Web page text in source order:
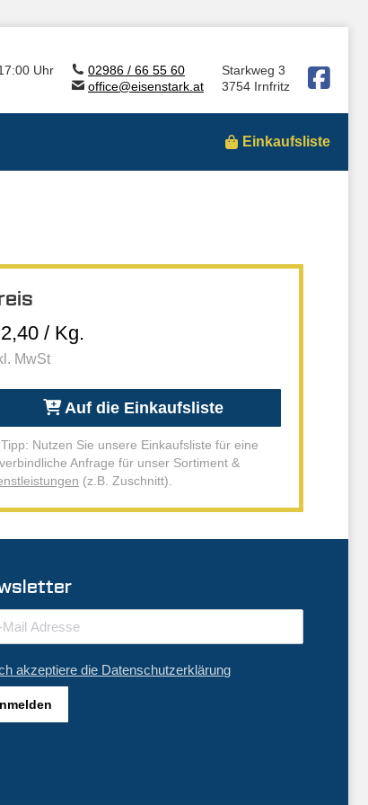
Uhr
02986 / 66 55 60
office@eisenstark.at
Starkweg 3
3754 Irnfritz
Einkaufsliste
/ Kg.
MwSt
Auf die Einkaufsliste
Tipp: Nutzen Sie unsere Einkaufsliste für eine
Anfrage für unser Sortiment &
(z.B. Zuschnitt).
akzeptiere die Datenschutzerklärung